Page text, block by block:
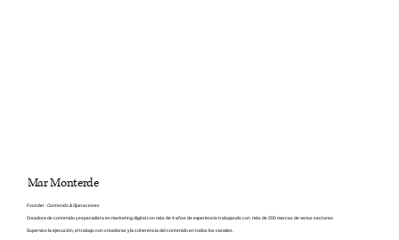
Mar Monterde
Founder · Contenido & Operaciones
Creadora de contenido y especialista en marketing digital con más de 4 años de experiencia trabajando con más de 200 marcas de varios sectores.
Superviso la ejecución, el trabajo con creadoras y la coherencia del contenido en todos los canales.